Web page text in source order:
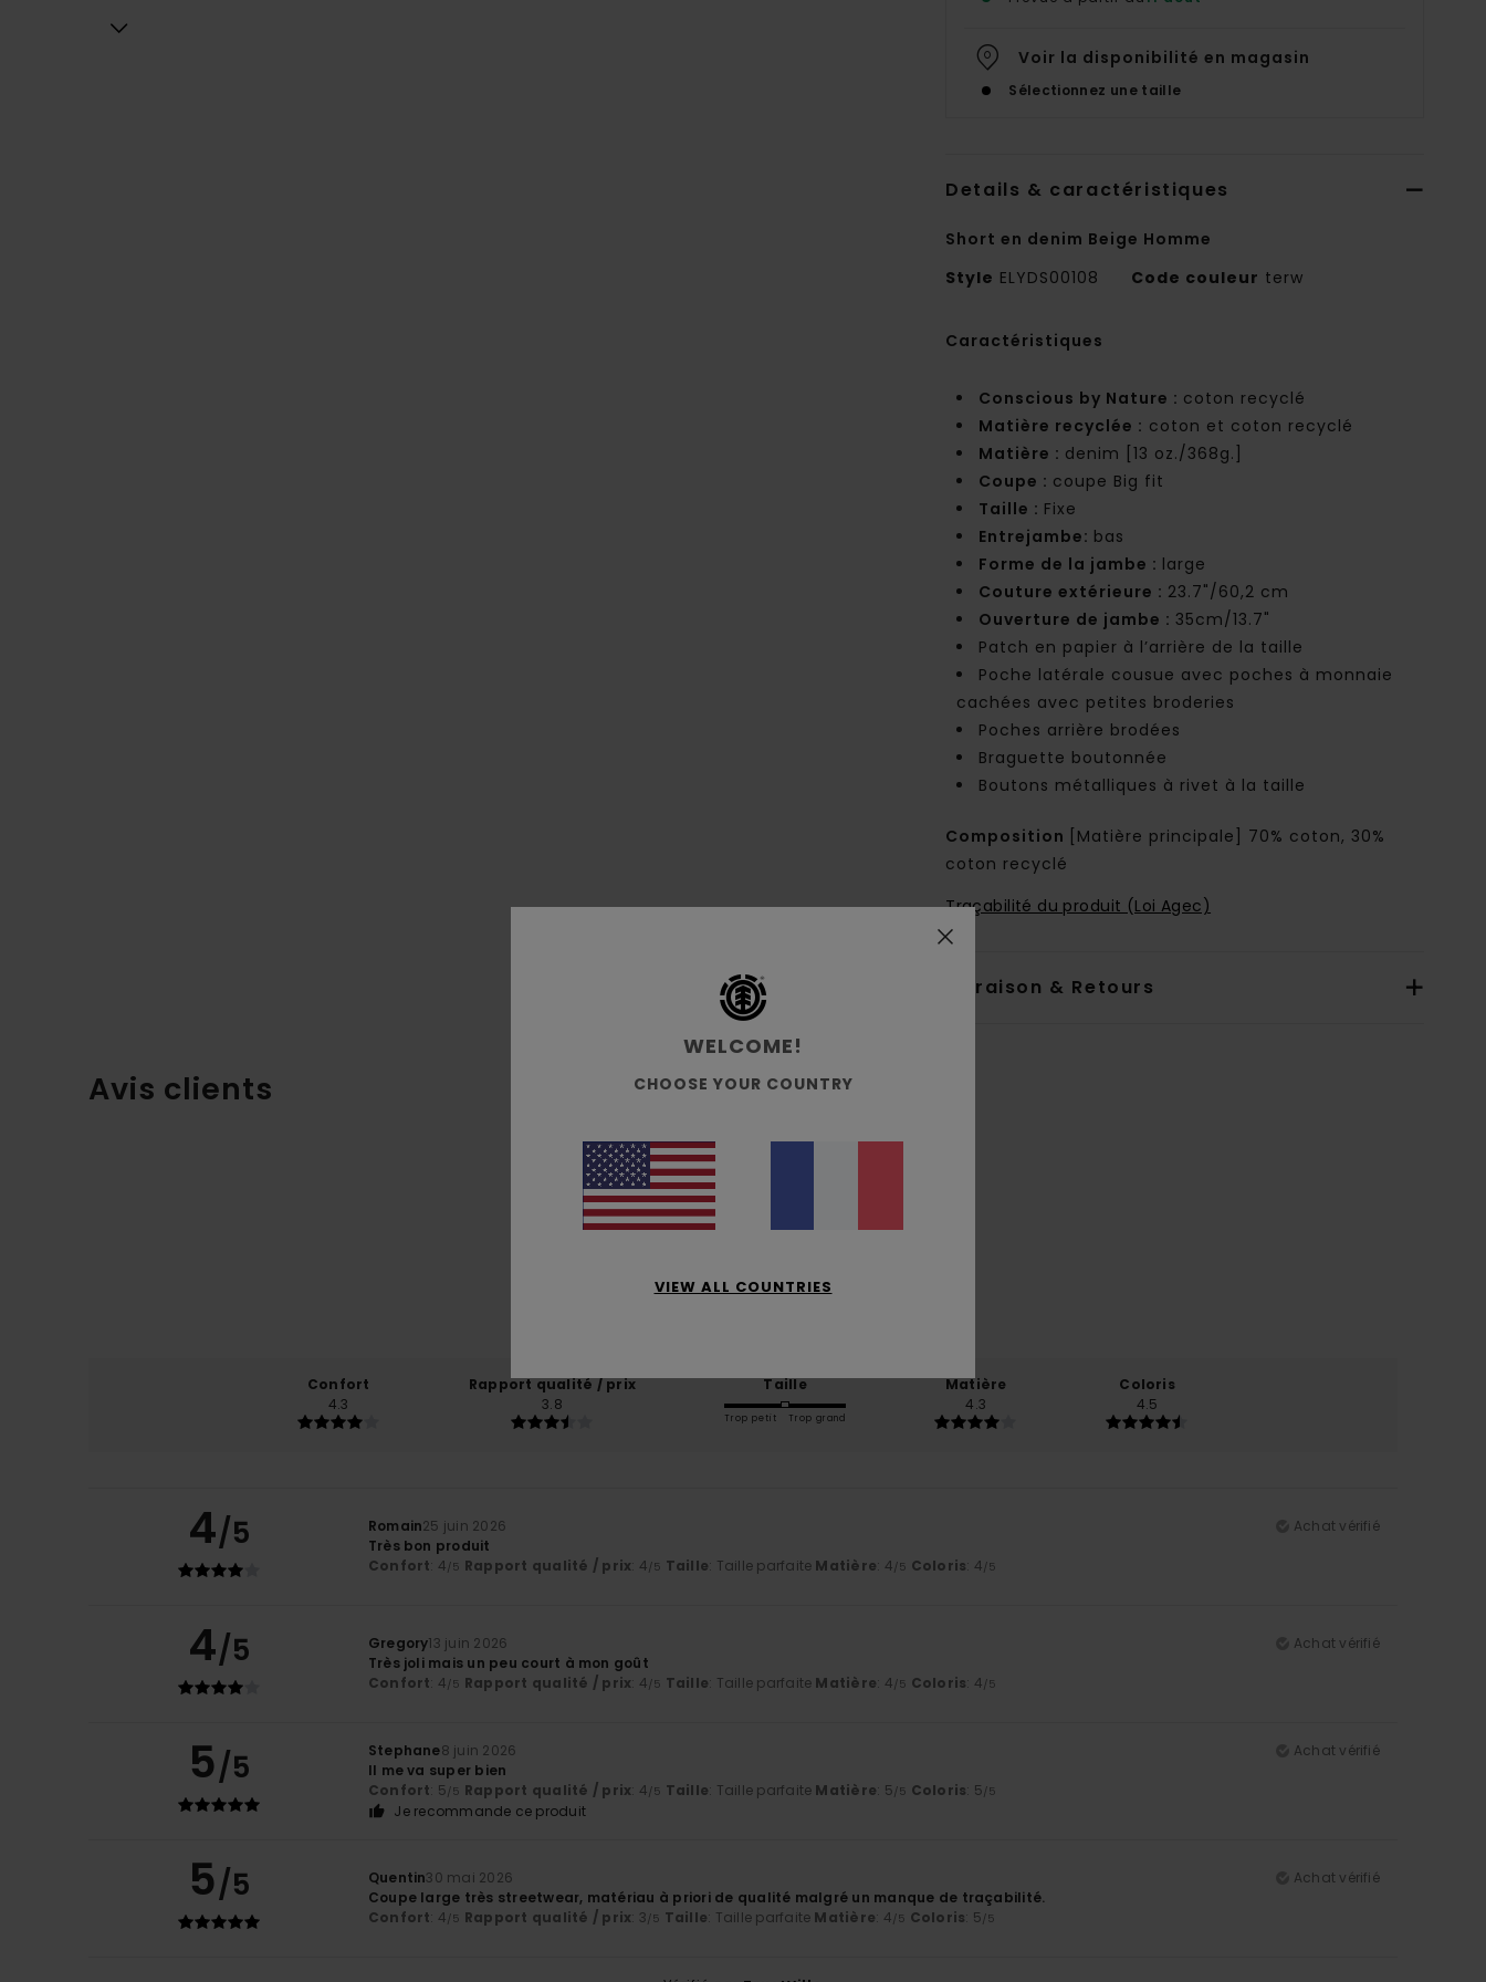
Voir la disponibilité en magasin
Sélectionnez une taille
Details & caractéristiques
Short en denim Beige Homme
Style ELYDS00108 Code couleur terw
Caractéristiques
Conscious by Nature : coton recyclé
Matière recyclée : coton et coton recyclé
Matière : denim [13 oz./368g.]
Coupe : coupe Big fit
Taille : Fixe
Entrejambe: bas
Forme de la jambe : large
Couture extérieure : 23.7"/60,2 cm
Ouverture de jambe :35cm/13.7"
Patch en papier à l’arrière de la taille
Poche latérale cousue avec poches à monnaie
cachées avec petites broderies
Poches arrière brodées
Braguette boutonnée
Boutons métalliques à rivet à la taille
Composition
[Matière principale] 70% coton, 30%
coton recyclé
Traçabilité du produit (Loi Agec)
Livraison & Retours
Avis clients
Note moyenne
4.5
Confort
4.3
Rapport qualité / prix
3.8
Taille
Trop petit Trop grand
Matière
4.3
Coloris
4.5
4/5 Romain25 juin 2026
Achat vérifié
Très bon produit
Confort: 4/5 Rapport qualité / prix: 4/5 Taille: Taille parfaite Matière: 4/5 Coloris: 4/5
4/5 Gregory13 juin 2026
Achat vérifié
Très joli mais un peu court à mon goût
Confort: 4/5 Rapport qualité / prix: 4/5 Taille: Taille parfaite Matière: 4/5 Coloris: 4/5
5/5 Stephane8 juin 2026
Achat vérifié
Il me va super bien
Confort: 5/5 Rapport qualité / prix: 4/5 Taille: Taille parfaite Matière: 5/5 Coloris: 5/5
Je recommande ce produit
5/5 Quentin30 mai 2026
Achat vérifié
Coupe large très streetwear, matériau à priori de qualité malgré un manque de traçabilité.
Confort: 4/5 Rapport qualité / prix: 3/5 Taille: Taille parfaite Matière: 4/5 Coloris: 5/5
WELCOME!
CHOOSE YOUR COUNTRY
VIEW ALL COUNTRIES